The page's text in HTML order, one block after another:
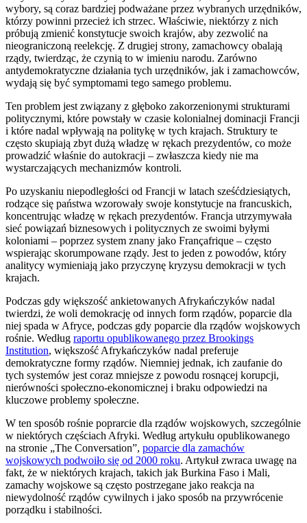
wybory, są coraz bardziej podważane przez wybranych urzędników,
którzy powinni przecież ich strzec. Właściwie, niektórzy z nich
próbują zmienić konstytucje swoich krajów, aby zezwolić na
nieograniczoną reelekcję. Z drugiej strony, zamachowcy obalają
rządy, twierdząc, że czynią to w imieniu narodu. Zarówno
antydemokratyczne działania tych urzędników, jak i zamachowców,
wydają się być symptomami tego samego problemu.
Ten problem jest związany z głęboko zakorzenionymi strukturami
politycznymi, które powstały w czasie kolonialnej dominacji Francji
i które nadal wpływają na politykę w tych krajach. Struktury te
często skupiają zbyt dużą władzę w rękach prezydentów, co może
prowadzić właśnie do autokracji – zwłaszcza kiedy nie ma
wystarczających mechanizmów kontroli.
Po uzyskaniu niepodległości od Francji w latach sześćdziesiątych,
rodzące się państwa wzorowały swoje konstytucje na francuskich,
koncentrując władzę w rękach prezydentów. Francja utrzymywała
sieć powiązań biznesowych i politycznych ze swoimi byłymi
koloniami – poprzez system znany jako Françafrique – często
wspierając skorumpowane rządy. Jest to jeden z powodów, który
analitycy wymieniają jako przyczynę kryzysu demokracji w tych
krajach.
Podczas gdy większość ankietowanych Afrykańczyków nadal
twierdzi, że woli demokrację od innych form rządów, poparcie dla
niej spada w Afryce, podczas gdy poparcie dla rządów wojskowych
rośnie. Według raportu opublikowanego przez Brookings
Institution, większość Afrykańczyków nadal preferuje
demokratyczne formy rządów. Niemniej jednak, ich zaufanie do
tych systemów jest coraz mniejsze z powodu rosnącej korupcji,
nierówności społeczno-ekonomicznej i braku odpowiedzi na
kluczowe problemy społeczne.
W ten sposób rośnie poprarcie dla rządów wojskowych, szczególnie
w niektórych częściach Afryki. Według artykułu opublikowanego
na stronie „The Conversation”, poparcie dla zamachów
wojskowych podwoiło się od 2000 roku. Artykuł zwraca uwagę na
fakt, że w niektórych krajach, takich jak Burkina Faso i Mali,
zamachy wojskowe są często postrzegane jako reakcja na
niewydolność rządów cywilnych i jako sposób na przywrócenie
porządku i stabilności.